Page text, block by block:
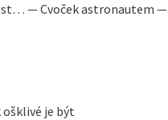
— Cvoček astronautem —
ošklivé je být